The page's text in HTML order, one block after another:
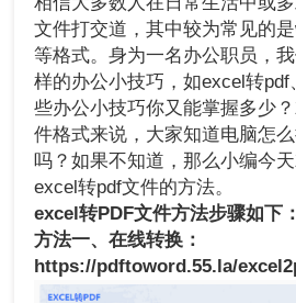
文件打交道，其中较为常见的
等格式。身为一名办公职员，
样的办公小技巧，如excel转pdf
些办公小技巧你又能掌握多少
件格式来说，大家知道电脑怎
吗？如果不知道，那么小编今
excel转pdf文件的方法。
excel转PDF文件方法步骤如下：
方法一、在线转换：
https://pdftoword.55.la/